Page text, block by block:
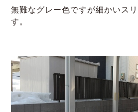
無難なグレー色ですが細かいス
す。